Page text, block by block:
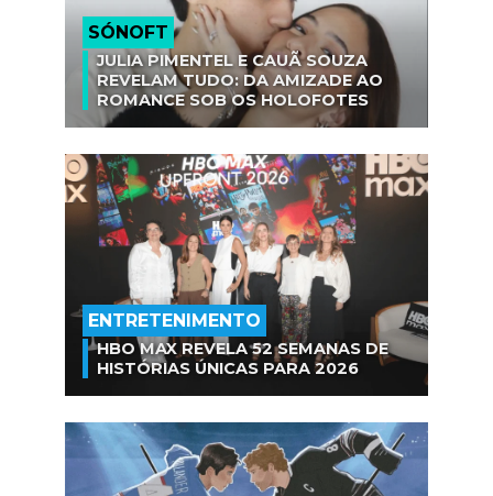
SÓNOFT
JULIA PIMENTEL E CAUÃ SOUZA
REVELAM TUDO: DA AMIZADE AO
ROMANCE SOB OS HOLOFOTES
ENTRETENIMENTO
HBO MAX REVELA 52 SEMANAS DE
HISTÓRIAS ÚNICAS PARA 2026